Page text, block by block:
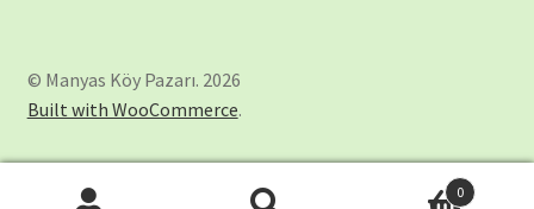
© Manyas Köy Pazarı. 2026
Built with WooCommerce.
0